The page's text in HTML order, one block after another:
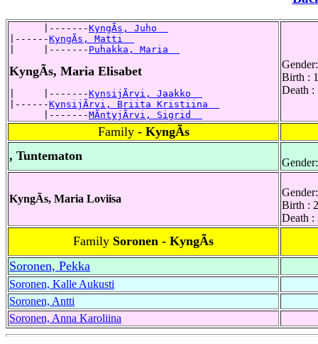
      |-------
KyngÃs, Juho
|------KyngÃs, Matti
|     |------- Puhakka, Maria
KyngÃs, Maria Elisabet
|     |-------KynsijÃrvi, Jaakko
|------KynsijÃrvi, Briita Kristiina
      |-------
MÃntyjÃrvi, Sigrid
Birth :
Death :
Family - KyngÃs
, Tuntematon
KyngÃs, Maria Loviisa
Birth :
Death :
Family Soronen - KyngÃs
Soronen, Pekka
Soronen, Kalle Aukusti
Soronen, Antti
Soronen, Anna Karoliina